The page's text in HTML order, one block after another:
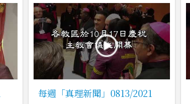
每週「真理新聞」0813/2021